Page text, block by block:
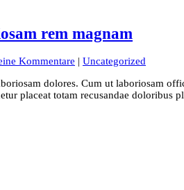
rem magnam
Kommentare | Uncategorized
dolores. Cum ut laboriosam
placeat totam recusandae